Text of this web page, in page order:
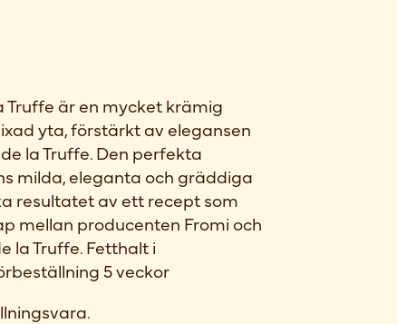
Truffe är en mycket krämig
yta, förstärkt av elegansen
la Truffe. Den perfekta
milda, eleganta och gräddiga
resultatet av ett recept som
mellan producenten Fromi och
la Truffe. Fetthalt i
5 veckor